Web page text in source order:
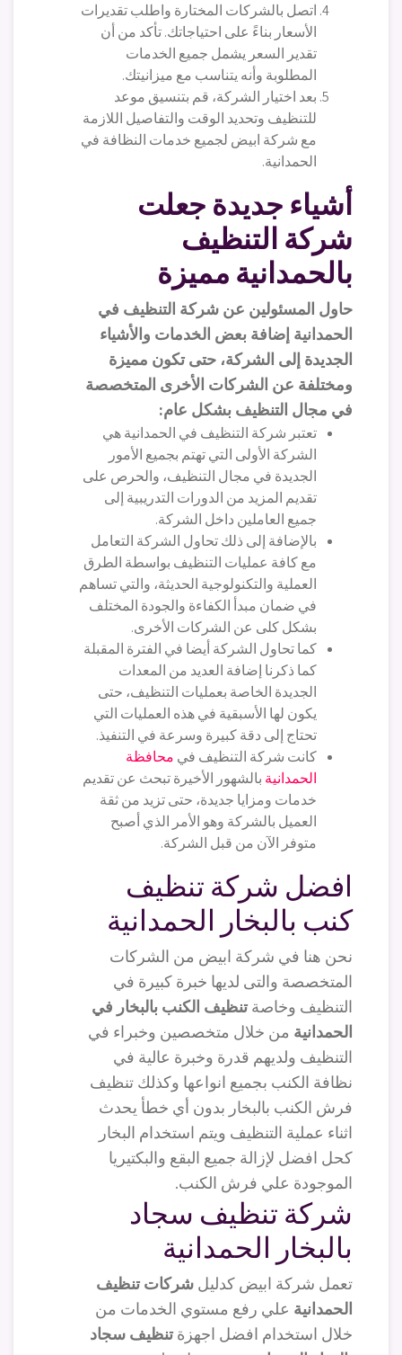
اتصل بالشركات المختارة واطلب تقديرات
الأسعار بناءً على احتياجاتك. تأكد من أن
تقدير السعر يشمل جميع الخدمات
المطلوبة وأنه يتناسب مع ميزانيتك.
بعد اختيار الشركة، قم بتنسيق موعد
للتنظيف وتحديد الوقت والتفاصيل اللازمة
مع شركة ابيض لجميع خدمات النظافة في
الحمدانية.
أشياء جديدة جعلت
شركة التنظيف
بالحمدانية مميزة
حاول المسئولين عن شركة التنظيف في
الحمدانية إضافة بعض الخدمات والأشياء
الجديدة إلى الشركة، حتى تكون مميزة
ومختلفة عن الشركات الأخرى المتخصصة
في مجال التنظيف بشكل عام:
تعتبر شركة التنظيف في الحمدانية هي
الشركة الأولى التي تهتم بجميع الأمور
الجديدة في مجال التنظيف، والحرص على
تقديم المزيد من الدورات التدريبية إلى
جميع العاملين داخل الشركة.
بالإضافة إلى ذلك تحاول الشركة التعامل
مع كافة عمليات التنظيف بواسطة الطرق
العملية والتكنولوجية الحديثة، والتي تساهم
في ضمان مبدأ الكفاءة والجودة المختلف
بشكل كلى عن الشركات الأخرى.
كما تحاول الشركة أيضا في الفترة المقبلة
كما ذكرنا إضافة العديد من المعدات
الجديدة الخاصة بعمليات التنظيف، حتى
يكون لها الأسبقية في هذه العمليات التي
تحتاج إلى دقة كبيرة وسرعة في التنفيذ.
كانت شركة التنظيف في محافظة
الحمدانية بالشهور الأخيرة تبحث عن تقديم
خدمات ومزايا جديدة، حتى تزيد من ثقة
العميل بالشركة وهو الأمر الذي أصبح
متوفر الآن من قبل الشركة.
افضل شركة تنظيف
كنب بالبخار الحمدانية
نحن هنا في شركة ابيض من الشركات
المتخصصة والتى لديها خبرة كبيرة في
التنظيف وخاصة تنظيف الكنب بالبخار في
الحمدانية من خلال متخصصين وخبراء في
التنظيف ولديهم قدرة وخبرة عالية في
نظافة الكنب بجميع انواعها وكذلك تنظيف
فرش الكنب بالبخار بدون أي خطأ يحدث
اثناء عملية التنظيف ويتم استخدام البخار
كحل افضل لإزالة جميع البقع والبكتيريا
الموجودة علي فرش الكنب.
شركة تنظيف سجاد
بالبخار الحمدانية
تعمل شركة ابيض كدليل شركات تنظيف
الحمدانية علي رفع مستوي الخدمات من
خلال استخدام افضل اجهزة تنظيف سجاد